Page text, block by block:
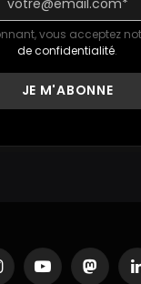
vous acceptez
de confidentialité.
YouTube